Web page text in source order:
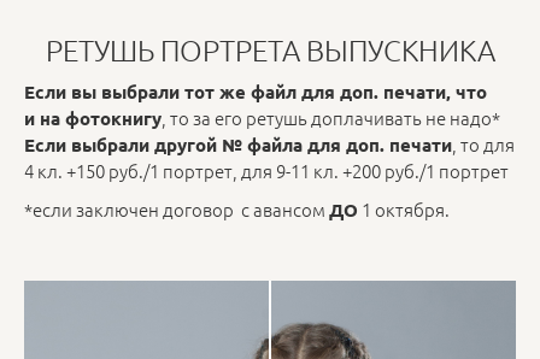
РЕТУШЬ ПОРТРЕТА ВЫПУСКНИКА
Если вы выбрали тот же файл для доп. печати, что
и на фотокнигу , то за его ретушь доплачивать не надо*
Если выбрали другой № файла для доп. печати , то для
4 кл. +150 руб./1 портрет, для 9-11 кл. +200 руб./1 портрет
*если заключен договор с авансом ДО 1 октября.